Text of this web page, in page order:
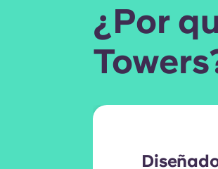
¿Por